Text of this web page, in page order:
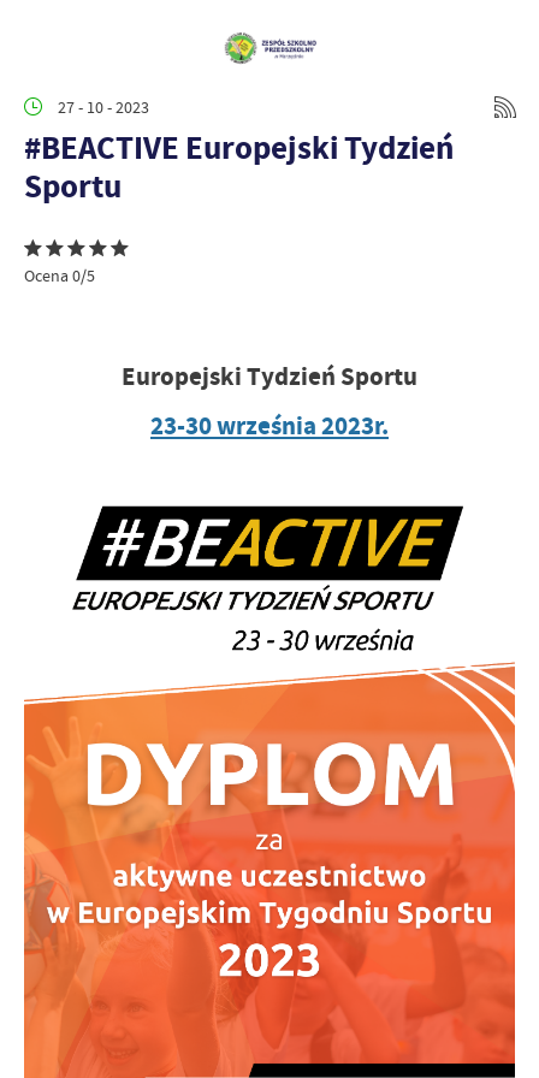
27 - 10 - 2023
#BEACTIVE Europejski Tydzień
Sportu
Ocena 0/5
Europejski Tydzień Sportu
23-30 września 2023r.